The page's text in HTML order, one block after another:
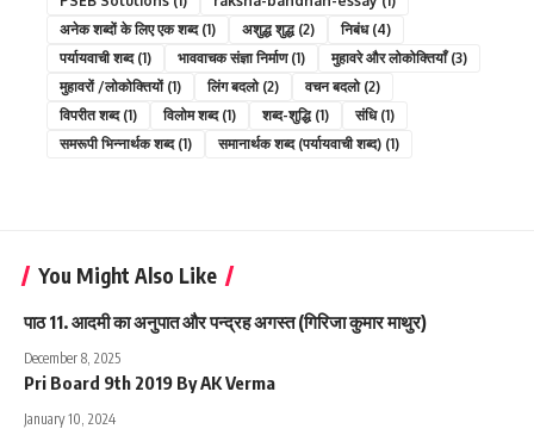
अनेक शब्दों के लिए एक शब्द(1) अशुद्ध शुद्ध(2) निबंध(4)
पर्यायवाची शब्द(1) भाववाचक संज्ञा निर्माण(1) मुहावरे और लोकोक्तियाँ(3)
मुहावरों /लोकोक्तियों(1) लिंग बदलो(2) वचन बदलो(2)
विपरीत शब्द(1) विलोम शब्द(1) शब्द-शुद्धि(1) संधि(1)
समरूपी भिन्नार्थक शब्द(1) समानार्थक शब्द (पर्यायवाची शब्द) (1)
You Might Also Like
पाठ 11. आदमी का अनुपात और पन्द्रह अगस्त (गिरिजा कुमार माथुर)
December 8, 2025
Pri Board 9th 2019 By AK Verma
January 10, 2024